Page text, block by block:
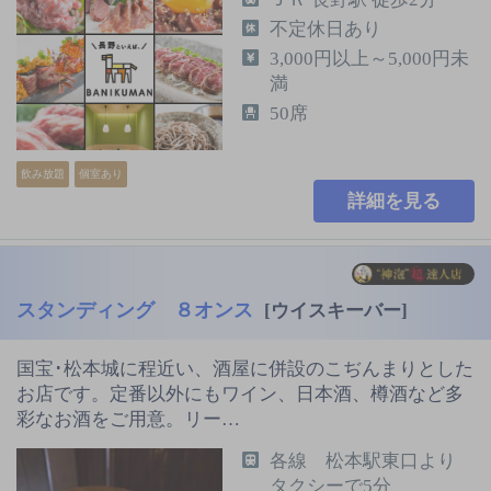
飲み放題 個室あり
不定休日あり
3,000円以上～5,000円未
満
50席
詳細を見る
スタンディング ８オンス [ウイスキーバー]
国宝･松本城に程近い、酒屋に併設のこぢんまりとした
お店です。定番以外にもワイン、日本酒、樽酒など多
彩なお酒をご用意。リー…
各線 松本駅東口より
タクシーで5分